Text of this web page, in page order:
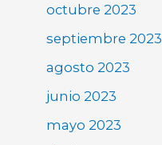
octubre 2023
septiembre 2023
agosto 2023
junio 2023
mayo 2023